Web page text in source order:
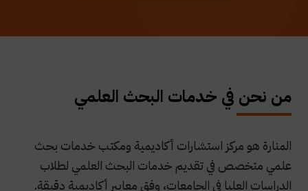
من نحن في خدمات البحث العلمي
المنارة هو مركز استشارات أكاديمية ومكتب خدمات بحث
علمي متخصص في تقديم خدمات البحث العلمي لطلاب
الدراسات العليا في الجامعات، وفق معايير أكاديمية دقيقة.